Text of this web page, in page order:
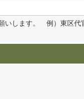
いします。 例）東区代